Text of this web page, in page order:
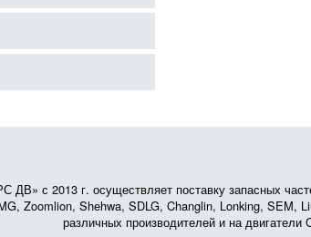
ДВ» с 2013 г. осуществляет поставку запасных
Zoomlion, Shehwa, SDLG, Changlin, Lonking, SEM,
различных производителей и на